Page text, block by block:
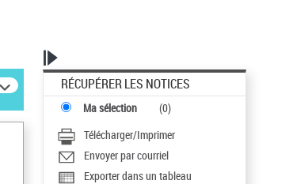
RÉCUPÉRER LES NOTICES
Ma sélection (0)
Télécharger/Imprimer
Envoyer par courriel
Exporter dans un tableau